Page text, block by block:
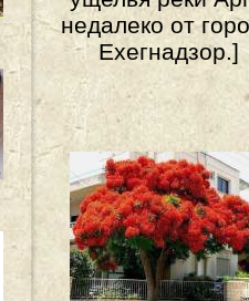
недалеко от
Ехегнадзор.]